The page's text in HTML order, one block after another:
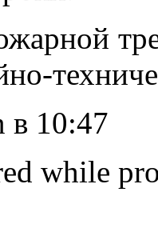
в 10:47
while